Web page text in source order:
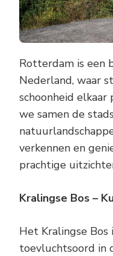
Rotterdam is een
Nederland, waar
schoonheid
we samen de
verkennen en
prachtige
Kralingse Bos –
Het Kralingse
toevluchtsoord in